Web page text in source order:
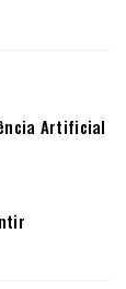
Artificial